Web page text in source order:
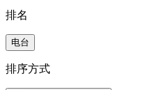
排名
电台
排序方式